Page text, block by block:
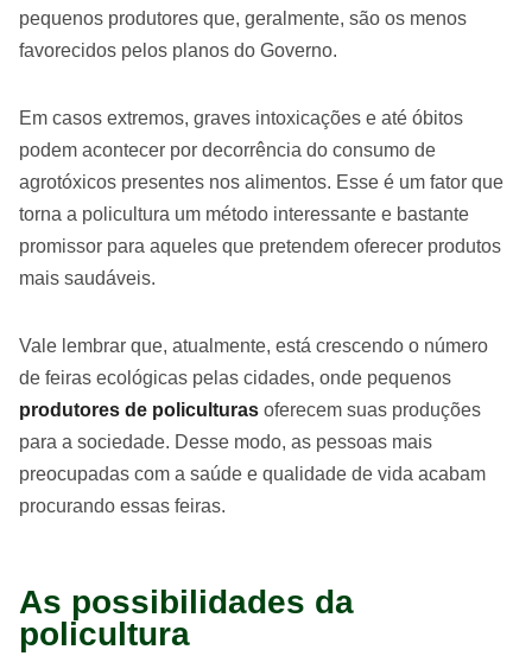
pequenos produtores que, geralmente, são os menos
favorecidos pelos planos do Governo.
Em casos extremos, graves intoxicações e até óbitos
podem acontecer por decorrência do consumo de
agrotóxicos presentes nos alimentos. Esse é um fator que
torna a policultura um método interessante e bastante
promissor para aqueles que pretendem oferecer produtos
mais saudáveis.
Vale lembrar que, atualmente, está crescendo o número
de feiras ecológicas pelas cidades, onde pequenos
produtores de policulturas oferecem suas produções
para a sociedade. Desse modo, as pessoas mais
preocupadas com a saúde e qualidade de vida acabam
procurando essas feiras.
As possibilidades da
policultura